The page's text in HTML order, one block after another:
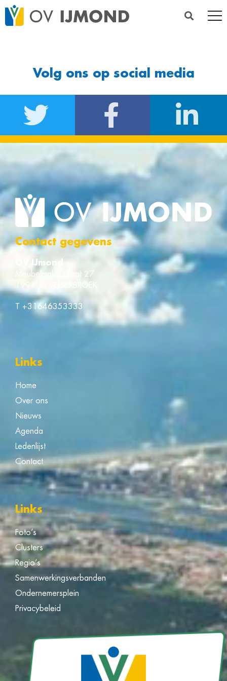
Volg ons op social media
Contact gegevens
OV IJmond
Meubelmakerstraat 27
1991 JD VELSERBROEK
T +31646353333
Links
Home
Over ons
Nieuws
Agenda
Ledenlijst
Contact
Links
Foto’s
Clusters
Regio’s
Samenwerkingsverbanden
Ondernemersplein
Privacybeleid